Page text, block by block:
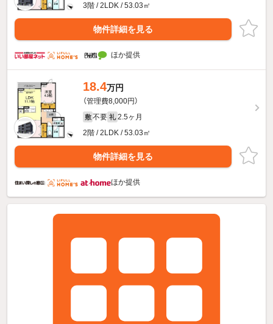
3階 / 2LDK / 53.03㎡
物件詳細を見る
ほか提供
18.4万円
（管理費8,000円）
敷 不要 礼 2.5ヶ月
2階 / 2LDK / 53.03㎡
物件詳細を見る
ほか提供